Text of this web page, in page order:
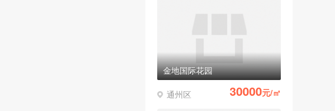
金地国际花园
通州区 30000元/㎡